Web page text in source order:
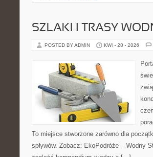
SZLAKI I TRASY
POSTED BY ADMIN KWI - 28 - 2026
To miejsce stworzone zarówno dla
spływów. Zobacz: EkoPodróże – Wodny